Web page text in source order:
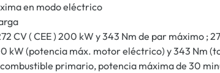
en modo eléctrico
CV ( CEE ) 200 kW y 343 Nm de par máximo ;
kW (potencia máx. motor eléctrico) y 343 Nm
primario, potencia máxima de 30